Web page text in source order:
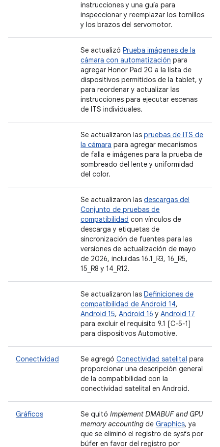
instrucciones y una guía para
inspeccionar y reemplazar los tornillos
y los brazos del servomotor.
Se actualizó Prueba imágenes de la
cámara con automatización para
agregar Honor Pad 20 a la lista de
dispositivos permitidos de la tablet, y
para reordenar y actualizar las
instrucciones para ejecutar escenas
de ITS individuales.
Se actualizaron las pruebas de ITS de
la cámara para agregar mecanismos
de falla e imágenes para la prueba de
sombreado del lente y uniformidad
del color.
Se actualizaron las descargas del
Conjunto de pruebas de
compatibilidad con vínculos de
descarga y etiquetas de
sincronización de fuentes para las
versiones de actualización de mayo
de 2026, incluidas 16.1_R3, 16_R5,
15_R8 y 14_R12.
Se actualizaron las Definiciones de
compatibilidad de Android 14,
Android 15, Android 16 y Android 17
para excluir el requisito 9.1 [C-5-1]
para dispositivos Automotive.
Conectividad Se agregó Conectividad satelital para
proporcionar una descripción general
de la compatibilidad con la
conectividad satelital en Android.
Gráficos Se quitó Implement DMABUF and GPU
memory accounting de Graphics, ya
que se eliminó el registro de sysfs por
búfer en favor del registro por